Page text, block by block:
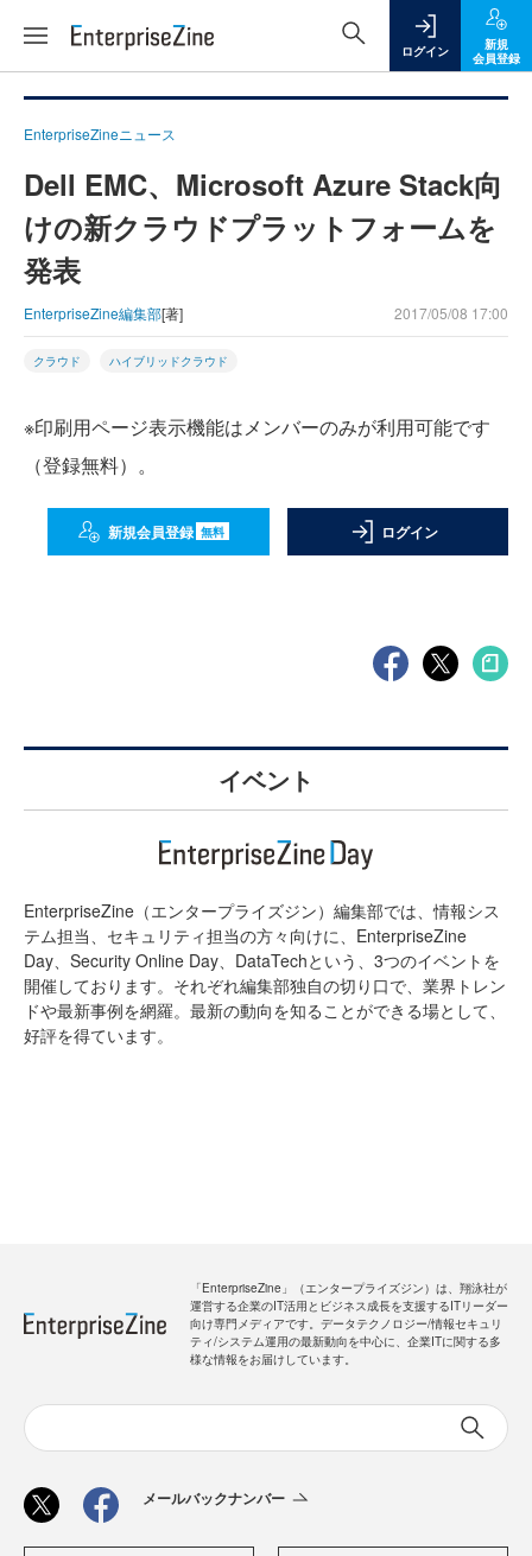
ログイン
新規
会員登録
EnterpriseZineニュース
Dell EMC、Microsoft Azure Stack向
けの新クラウドプラットフォームを
発表
EnterpriseZine編集部[著] 2017/05/08 17:00
クラウド ハイブリッドクラウド
※印刷用ページ表示機能はメンバーのみが利用可能です
（登録無料）。
新規会員登録 無料 ログイン
イベント
EnterpriseZine（エンタープライズジン）編集部では、情報シス
テム担当、セキュリティ担当の方々向けに、EnterpriseZine
Day、Security Online Day、DataTechという、3つのイベントを
開催しております。それぞれ編集部独自の切り口で、業界トレン
ドや最新事例を網羅。最新の動向を知ることができる場として、
好評を得ています。
「EnterpriseZine」（エンタープライズジン）は、翔泳社が
運営する企業のIT活用とビジネス成長を支援するITリーダー
向け専門メディアです。データテクノロジー/情報セキュリ
ティ/システム運用の最新動向を中心に、企業ITに関する多
様な情報をお届けしています。
メールバックナンバー